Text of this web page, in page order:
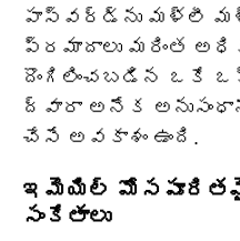
పాస్‌వర్డ్‌ను మళ్లీ
ప్రమాదాలు మరింత
దొంగిలించబడిన ఒకే
ద్వారా అనేక
చేసే అవకాశం ఉంది.
ఇమెయిల్
సంకేతాలు